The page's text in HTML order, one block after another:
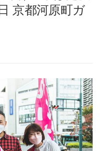
京都河原町ガ